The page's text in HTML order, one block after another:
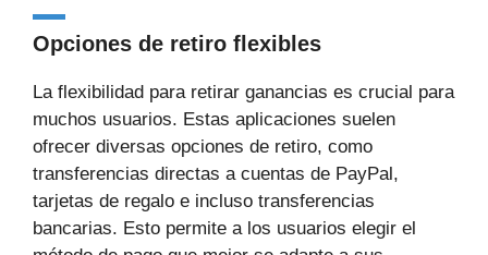
Opciones de retiro flexibles
La flexibilidad para retirar ganancias es crucial para
muchos usuarios. Estas aplicaciones suelen
ofrecer diversas opciones de retiro, como
transferencias directas a cuentas de PayPal,
tarjetas de regalo e incluso transferencias
bancarias. Esto permite a los usuarios elegir el